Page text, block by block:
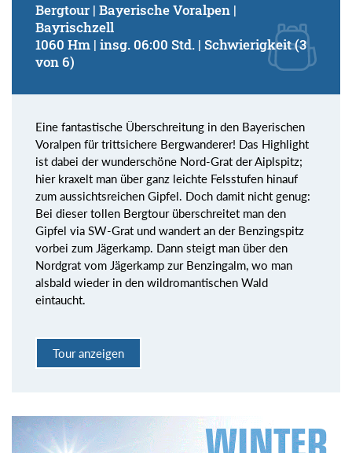
Bergtour | Bayerische Voralpen |
Bayrischzell
1060 Hm | insg. 06:00 Std. | Schwierigkeit (3
von 6)
Eine fantastische Überschreitung in den Bayerischen
Voralpen für trittsichere Bergwanderer! Das Highlight
ist dabei der wunderschöne Nord-Grat der Aiplspitz;
hier kraxelt man über ganz leichte Felsstufen hinauf
zum aussichtsreichen Gipfel. Doch damit nicht genug:
Bei dieser tollen Bergtour überschreitet man den
Gipfel via SW-Grat und wandert an der Benzingspitz
vorbei zum Jägerkamp. Dann steigt man über den
Nordgrat vom Jägerkamp zur Benzingalm, wo man
alsbald wieder in den wildromantischen Wald
eintaucht.
Tour anzeigen